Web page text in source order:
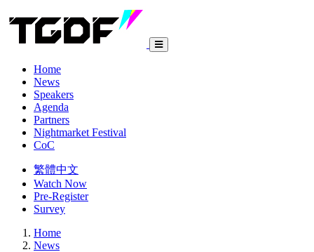
Home
News
Speakers
Agenda
Partners
Nightmarket Festival
CoC
繁體中文
Watch Now
Pre-Register
Survey
Home
News